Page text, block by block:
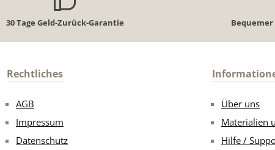
30 Tage Geld-Zurück-Garantie
Rechtliches
AGB
Impressum
Datenschutz
Über uns
Materialien
Hilfe /